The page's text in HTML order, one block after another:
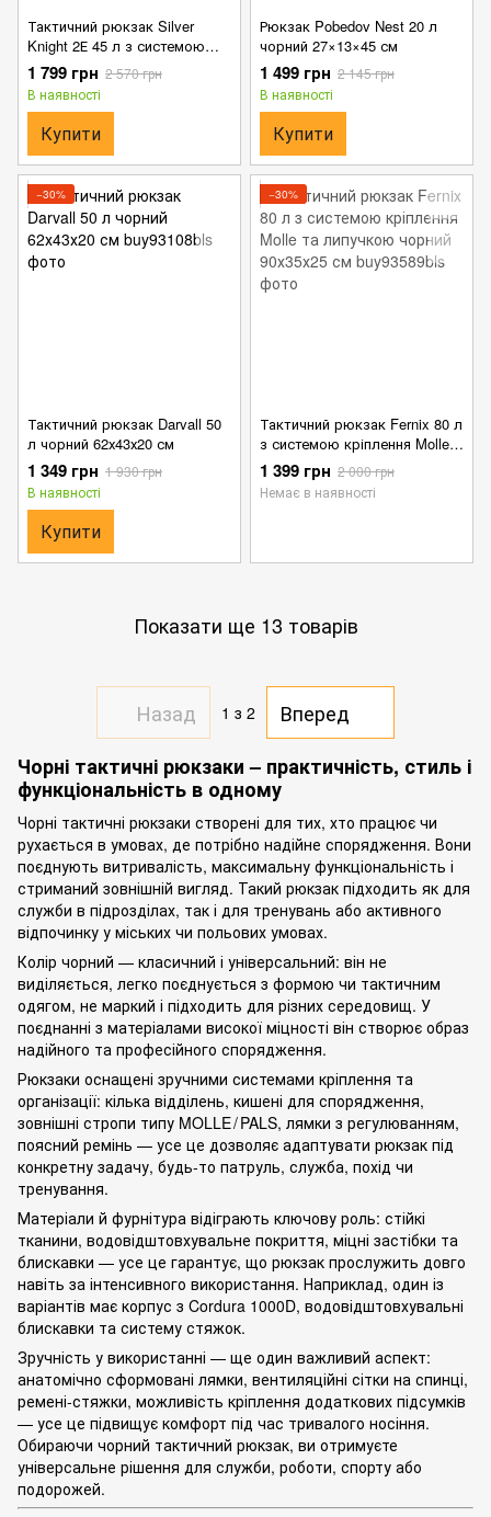
Тактичний рюкзак Silver
Knight 2Е 45 л з системою
кріплення Molle Laser Cut
чорний
1 799 грн 2 570 грн
В наявності
Купити
Рюкзак Pobedov Nest 20 л
чорний 27×13×45 см
1 499 грн 2 145 грн
В наявності
Купити
−30%
Тактичний рюкзак Darvall 50
л чорний 62х43х20 см
1 349 грн 1 930 грн
В наявності
Купити
−30%
Тактичний рюкзак Fernix 80 л
з системою кріплення Molle
та липучкою чорний 90х35х25
см
1 399 грн 2 000 грн
Немає в наявності
Показати ще 13 товарів
Назад 1 з 2
Вперед
Чорні тактичні рюкзаки – практичність, стиль і
функціональність в одному
Чорні тактичні рюкзаки створені для тих, хто працює чи
рухається в умовах, де потрібно надійне спорядження. Вони
поєднують витривалість, максимальну функціональність і
стриманий зовнішній вигляд. Такий рюкзак підходить як для
служби в підрозділах, так і для тренувань або активного
відпочинку у міських чи польових умовах.
Колір чорний — класичний і універсальний: він не
виділяється, легко поєднується з формою чи тактичним
одягом, не маркий і підходить для різних середовищ. У
поєднанні з матеріалами високої міцності він створює образ
надійного та професійного спорядження.
Рюкзаки оснащені зручними системами кріплення та
організації: кілька відділень, кишені для спорядження,
зовнішні стропи типу MOLLE / PALS, лямки з регулюванням,
поясний ремінь — усе це дозволяє адаптувати рюкзак під
конкретну задачу, будь‑то патруль, служба, похід чи
тренування.
Матеріали й фурнітура відіграють ключову роль: стійкі
тканини, водовідштовхувальне покриття, міцні застібки та
блискавки — усе це гарантує, що рюкзак прослужить довго
навіть за інтенсивного використання. Наприклад, один із
варіантів має корпус з Cordura 1000D, водовідштовхувальні
блискавки та систему стяжок.
Зручність у використанні — ще один важливий аспект:
анатомічно сформовані лямки, вентиляційні сітки на спинці,
ремені‑стяжки, можливість кріплення додаткових підсумків
— усе це підвищує комфорт під час тривалого носіння.
Обираючи чорний тактичний рюкзак, ви отримуєте
універсальне рішення для служби, роботи, спорту або
подорожей.